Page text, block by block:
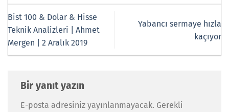
Bist 100 & Dolar & Hisse
Teknik Analizleri | Ahmet
Mergen | 2 Aralık 2019
Yabancı sermaye hızla
kaçıyor
Bir yanıt yazın
E-posta adresiniz yayınlanmayacak. Gerekli